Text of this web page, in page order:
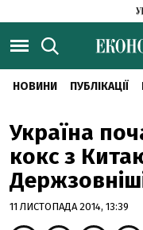
НОВИНИ ПУБЛІКАЦІЇ
Україна
кокс з
11 ЛИСТОПАДА 2014, 13:39